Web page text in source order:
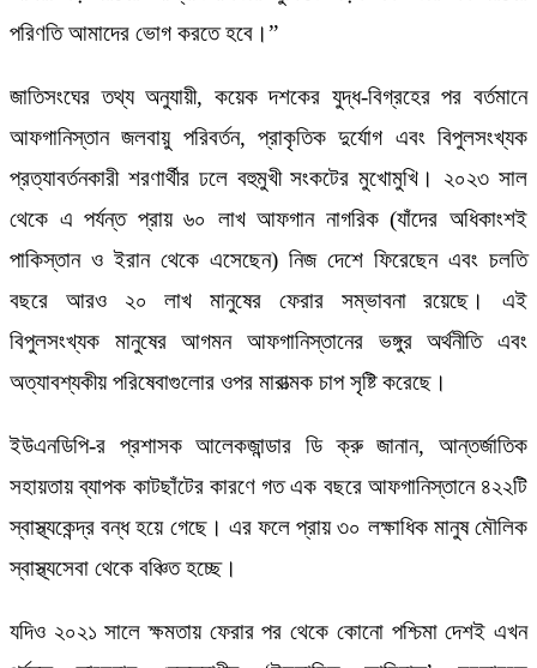
পরিণতি আমাদের ভোগ করতে হবে।”
জাতিসংঘের তথ্য অনুযায়ী, কয়েক দশকের যুদ্ধ-বিগ্রহের পর বর্তমানে
আফগানিস্তান জলবায়ু পরিবর্তন, প্রাকৃতিক দুর্যোগ এবং বিপুলসংখ্যক
প্রত্যাবর্তনকারী শরণার্থীর ঢলে বহুমুখী সংকটের মুখোমুখি। ২০২৩ সাল
থেকে এ পর্যন্ত প্রায় ৬০ লাখ আফগান নাগরিক (যাঁদের অধিকাংশই
পাকিস্তান ও ইরান থেকে এসেছেন) নিজ দেশে ফিরেছেন এবং চলতি
বছরে আরও ২০ লাখ মানুষের ফেরার সম্ভাবনা রয়েছে। এই
বিপুলসংখ্যক মানুষের আগমন আফগানিস্তানের ভঙ্গুর অর্থনীতি এবং
অত্যাবশ্যকীয় পরিষেবাগুলোর ওপর মারাত্মক চাপ সৃষ্টি করেছে।
ইউএনডিপি-র প্রশাসক আলেকজান্ডার ডি ক্রু জানান, আন্তর্জাতিক
সহায়তায় ব্যাপক কাটছাঁটের কারণে গত এক বছরে আফগানিস্তানে ৪২২টি
স্বাস্থ্যকেন্দ্র বন্ধ হয়ে গেছে। এর ফলে প্রায় ৩০ লক্ষাধিক মানুষ মৌলিক
স্বাস্থ্যসেবা থেকে বঞ্চিত হচ্ছে।
যদিও ২০২১ সালে ক্ষমতায় ফেরার পর থেকে কোনো পশ্চিমা দেশই এখন